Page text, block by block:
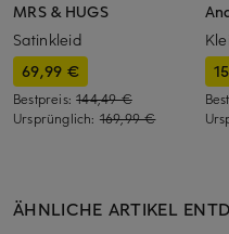
MRS & HUGS
Satinkleid
69,99 €
Bestpreis:144,49 €
Ursprünglich: 169,99 €
ÄHNLICHE ARTIKEL